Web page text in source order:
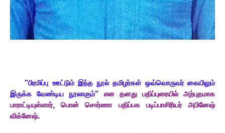
"பிரமிப்பு ஊட்டும் இந்த நூல் தமிழர்கள் ஒவ்வொருவர் கையிலும்
இருக்க வேண்டிய நூலாகும்" என தனது பதிப்புரையில் அற்புதமாக
பாராட்டியுள்ளார், பொன் சொர்ணா பதிப்பக படிப்பாசிரியர் அபினேஷ்
விக்னேஷ்.